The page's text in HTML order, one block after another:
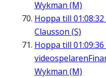
Wykman (M)
Hoppa till 01:08:32
Clausson (S)
Hoppa till 01:09:36
videospelaren
Wykman (M)